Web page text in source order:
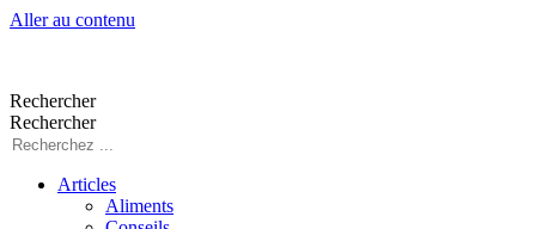
Aller au contenu
Rechercher
Rechercher
Articles
Aliments